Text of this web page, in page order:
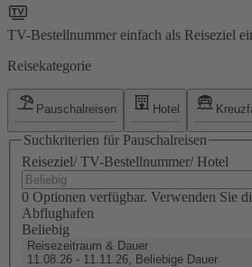
TV-Bestellnummer einfach als Reiseziel
Reisekategorie
Pauschalreisen Hotel
Suchkriterien für Pauschalreisen
Reiseziel/ TV-Bestellnummer/ Hotel
0 Optionen verfügbar. Verwenden Sie
Abflughafen
Beliebig
Reisezeitraum & Dauer
11.08.26 - 11.11.26, Beliebige Dauer